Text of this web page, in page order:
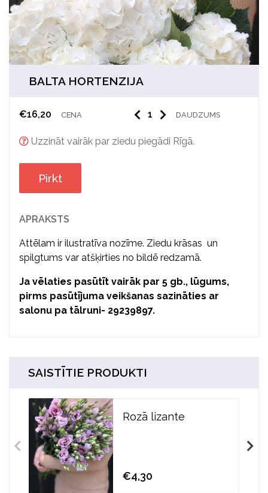
BALTA HORTENZIJA
€16,20 CENA DAUDZUMS
Uzzināt vairāk par ziedu piegādi Rīgā.
Pirkt
APRAKSTS
Attēlam ir ilustratīva nozīme. Ziedu krāsas un
spilgtums var atšķirties no bildē redzamā.
Ja vēlaties pasūtīt vairāk par 5 gb., lūgums,
pirms pasūtījuma veikšanas sazināties ar
salonu pa tālruni- 29239897.
SAISTĪTIE PRODUKTI
Rozā lizante
€4,30